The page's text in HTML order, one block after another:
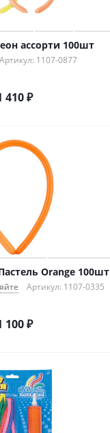
ассорти 100шт
Артикул: 1107-0877
410₽
Orange 100шт
Артикул: 1107-0335
100₽